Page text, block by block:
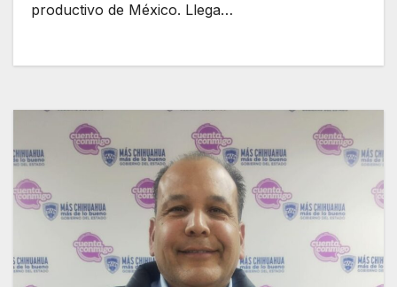
productivo de México. Llega…